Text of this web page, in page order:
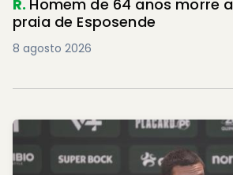
R. Homem de 64 anos morre
praia de Esposende
8 agosto 2026